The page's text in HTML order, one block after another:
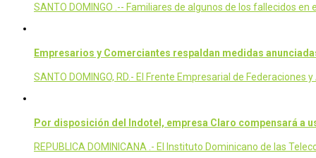
SANTO DOMINGO .-- Familiares de algunos de los fallecidos
Empresarios y Comerciantes respaldan medidas
SANTO DOMINGO, RD.- El Frente Empresarial de
Por disposición del Indotel, empresa Claro compensará a
REPUBLICA DOMINICANA .- El Instituto Dominicano de las